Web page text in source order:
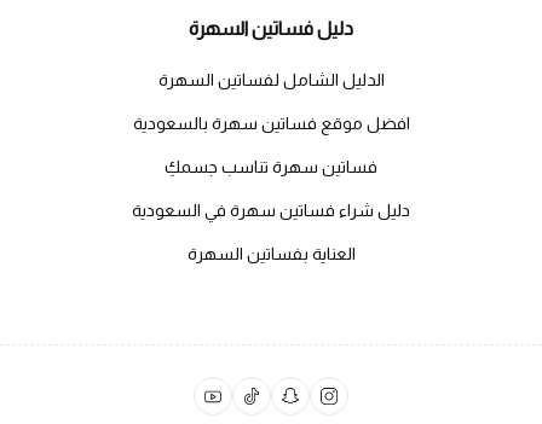
دليل فساتين السهرة
الدليل الشامل لفساتين السهرة
افضل موقع فساتين سهرة بالسعودية
فساتين سهرة تناسب جسمكِ
دليل شراء فساتين سهرة في السعودية
العناية بفساتين السهرة